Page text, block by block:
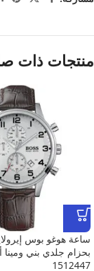
منتجات ذات
ساعة هوغو بوس
بحزام جلدي بني ومينا
1512447